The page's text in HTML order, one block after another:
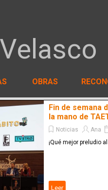
OBRAS
Fin de semana
la mano de
Noticias Ana
¡Qué mejor preludio
Leer